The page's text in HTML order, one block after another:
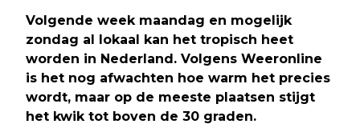
Volgende week maandag en mogelijk
zondag al lokaal kan het tropisch heet
worden in Nederland. Volgens Weeronline
is het nog afwachten hoe warm het precies
wordt, maar op de meeste plaatsen stijgt
het kwik tot boven de 30 graden.